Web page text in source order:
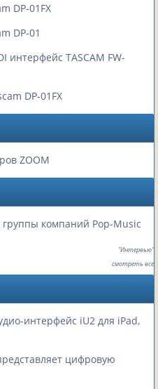
DP-01FX
DP-01
интерфейс TASCAM FW-
DP-01FX
ZOOM
компаний Pop-Music
"Интервью"
смотреть все
интерфейс iU2 для iPad,
цифровую